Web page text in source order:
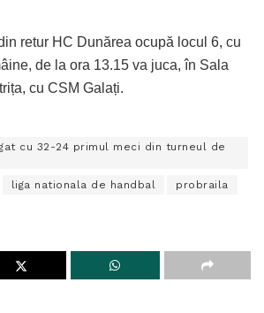
retur HC Dunărea ocupă locul 6, cu
de la ora 13.15 va juca, în Sala
cu CSM Galați.
cu 32-24 primul meci din turneul de
liga nationala de handbal probraila